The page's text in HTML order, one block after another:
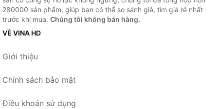
280000 sản phẩm, giúp bạn có thể so sánh giá, tìm giá rẻ nhất
trước khi mua. Chúng tôi không bán hàng.
VỀ VINA HD
Giới thiệu
Chính sách bảo mật
Điều khoản sử dụng